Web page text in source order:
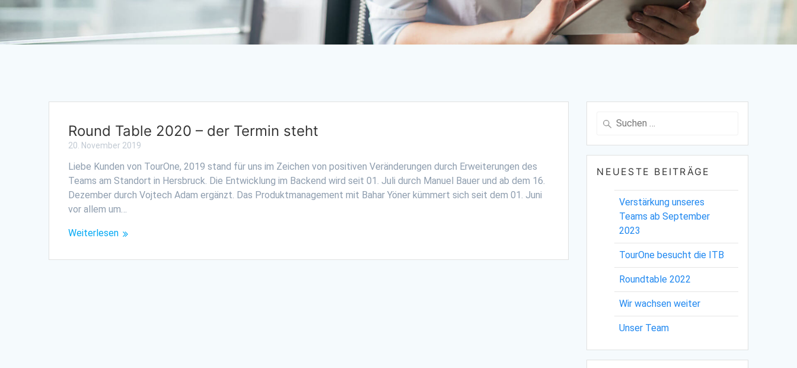
Round Table 2020 – der Termin steht
20. November 2019
Liebe Kunden von TourOne, 2019 stand für uns im Zeichen von positiven Veränderungen durch Erweiterungen des
Teams am Standort in Hersbruck. Die Entwicklung im Backend wird seit 01. Juli durch Manuel Bauer und ab dem 16.
Dezember durch Vojtech Adam ergänzt. Das Produktmanagement mit Bahar Yöner kümmert sich seit dem 01. Juni
vor allem um…
Weiterlesen
Suche
NEUESTE BEITRÄGE
Verstärkung unseres
Teams ab September
2023
TourOne besucht die ITB
Roundtable 2022
Wir wachsen weiter
Unser Team